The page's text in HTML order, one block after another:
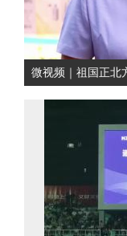
微视频｜祖国正